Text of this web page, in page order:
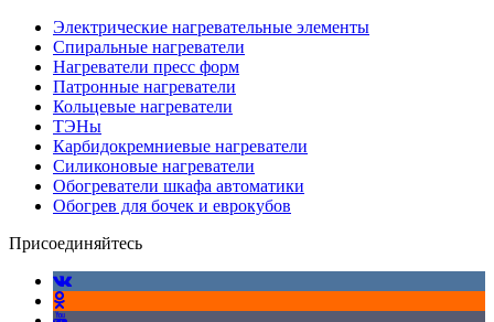
Электрические нагревательные элементы
Спиральные нагреватели
Нагреватели пресс форм
Патронные нагреватели
Кольцевые нагреватели
ТЭНы
Карбидокремниевые нагреватели
Силиконовые нагреватели
Обогреватели шкафа автоматики
Обогрев для бочек и еврокубов
Присоединяйтесь